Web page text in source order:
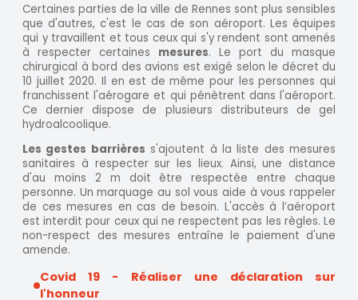
Certaines parties de la ville de Rennes sont plus sensibles
que d'autres, c'est le cas de son aéroport. Les équipes
qui y travaillent et tous ceux qui s'y rendent sont amenés
à respecter certaines mesures. Le port du masque
chirurgical à bord des avions est exigé selon le décret du
10 juillet 2020. Il en est de même pour les personnes qui
franchissent l'aérogare et qui pénètrent dans l'aéroport.
Ce dernier dispose de plusieurs distributeurs de gel
hydroalcoolique.
Les gestes barrières s'ajoutent à la liste des mesures
sanitaires à respecter sur les lieux. Ainsi, une distance
d'au moins 2 m doit être respectée entre chaque
personne. Un marquage au sol vous aide à vous rappeler
de ces mesures en cas de besoin. L'accès à l’aéroport
est interdit pour ceux qui ne respectent pas les règles. Le
non-respect des mesures entraîne le paiement d'une
amende.
Covid 19 - Réaliser une déclaration sur
l'honneur